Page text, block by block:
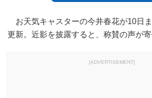
お天気キャスターの今井春花が10日
更新。近影を披露すると、称賛の声が寄
[ADVERTISEMENT]